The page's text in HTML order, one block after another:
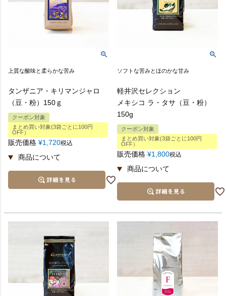
上質な酸味と柔らかな苦み
タンザニア・キリマンジャロ
（豆・粉）150ｇ
クーポン対象
まとめ買い対象(3袋ごとに100円
OFF）
販売価格 ¥1,720税込
ソフトな苦みとほのかな甘み
軽井沢セレクション
メキシコ ラ・タサ（豆・粉）
150g
クーポン対象
まとめ買い対象(3袋ごとに100円
OFF）
販売価格 ¥1,800税込